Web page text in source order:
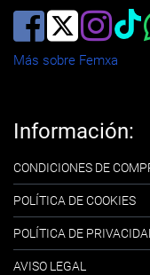
Más sobre Femxa
Información:
CONDICIONES DE
POLÍTICA DE COOKIES
POLÍTICA DE
AVISO LEGAL